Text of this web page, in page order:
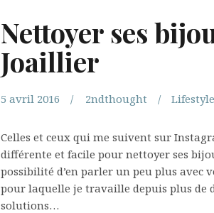
Nettoyer ses
Joaillier
5 avril 2016 2ndthought Lifestyle
Celles et ceux qui me suivent sur
différente et facile pour nettoyer ses
possibilité d’en parler un peu plus avec
pour laquelle je travaille depuis plus de
solutions…